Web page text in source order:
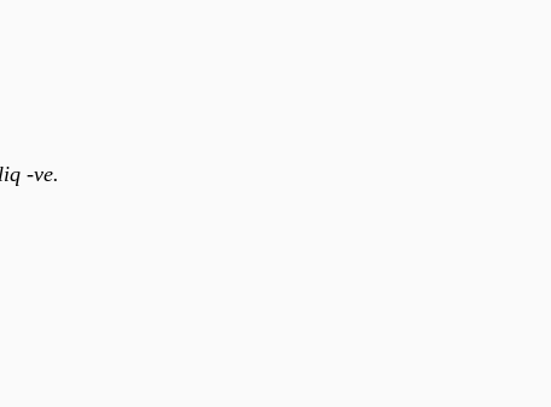
-ve.